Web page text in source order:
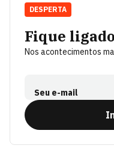
Fique ligado
Nos acontecimentos
Seu e-mail
DESPERTA